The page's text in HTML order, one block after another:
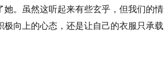
。虽然这听起来有些玄乎，但我们的情
向上的心态，还是让自己的衣服只承载